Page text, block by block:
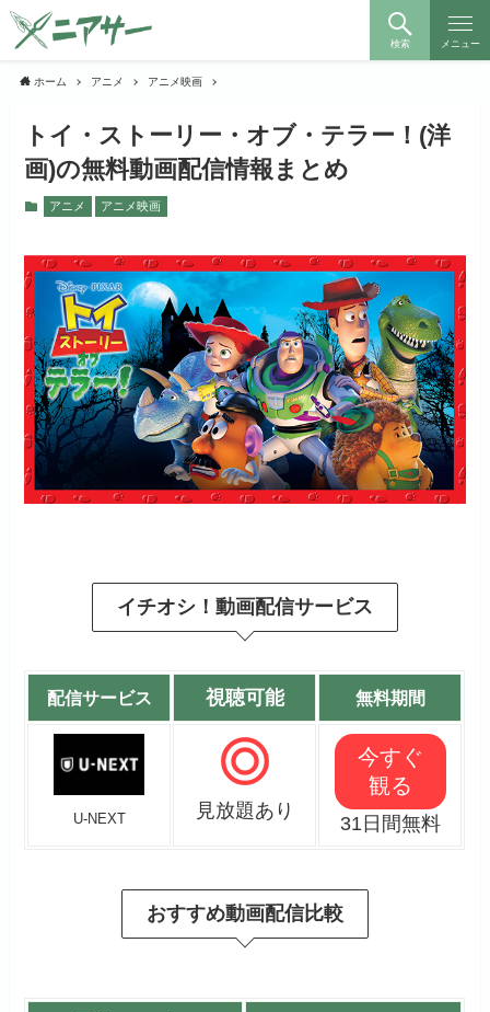
検索 メニュー
ホーム アニメ アニメ映画
トイ・ストーリー・オブ・テラー！(洋
画)の無料動画配信情報まとめ
アニメ アニメ映画
イチオシ！動画配信サービス
配信サービス 視聴可能 無料期間
U-NEXT 見放題あり
今すぐ
観る
31日間無料
おすすめ動画配信比較